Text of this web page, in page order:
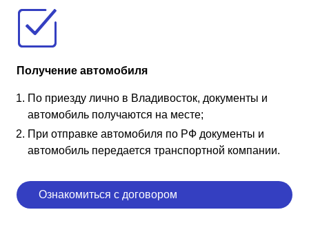
Получение автомобиля
По приезду лично в Владивосток, документы и
автомобиль получаются на месте;
При отправке автомобиля по РФ документы и
автомобиль передается транспортной компании.
Ознакомиться с договором